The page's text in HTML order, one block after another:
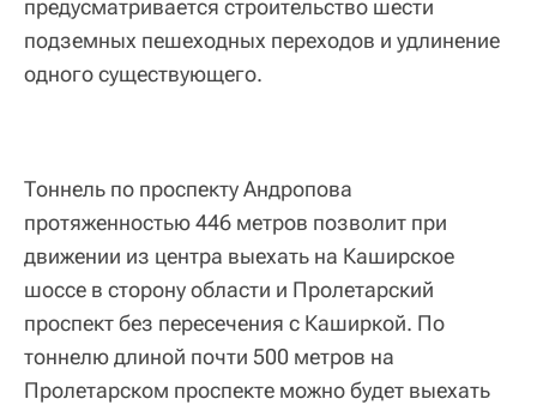
предусматривается строительство шести
подземных пешеходных переходов и удлинение
одного существующего.
Тоннель по проспекту Андропова
протяженностью 446 метров позволит при
движении из центра выехать на Каширское
шоссе в сторону области и Пролетарский
проспект без пересечения с Каширкой. По
тоннелю длиной почти 500 метров на
Пролетарском проспекте можно будет выехать